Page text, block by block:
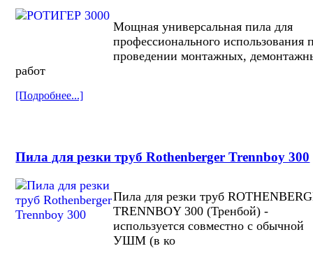
Мощная универсальная пила для
профессионального использования
проведении монтажных,
работ
[Подробнее...]
Пила для резки труб Rothenberger Trennboy 300
Пила для резки труб
TRENNBOY 300 (Тренбой) -
используется совместно с обычной
УШМ (в ко